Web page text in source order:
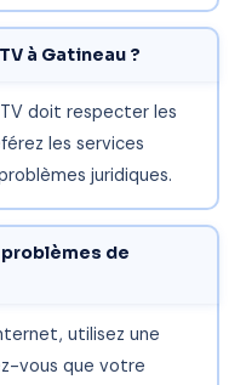
à Gatineau ?
doit respecter les
les services
juridiques.
de
utilisez une
vous que votre